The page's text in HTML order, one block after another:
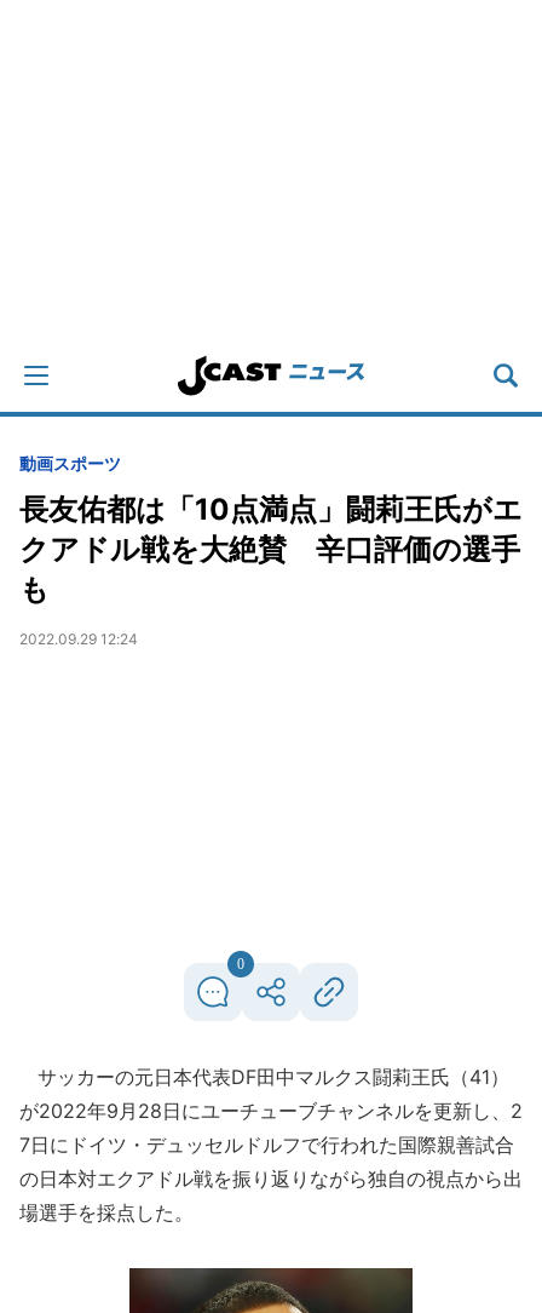
動画スポーツ
長友佑都は「10点満点」闘莉王氏がエ
クアドル戦を大絶賛 辛口評価の選手
も
2022.09.29 12:24
0
サッカーの元日本代表DF田中マルクス闘莉王氏（41）
が2022年9月28日にユーチューブチャンネルを更新し、2
7日にドイツ・デュッセルドルフで行われた国際親善試合
の日本対エクアドル戦を振り返りながら独自の視点から出
場選手を採点した。